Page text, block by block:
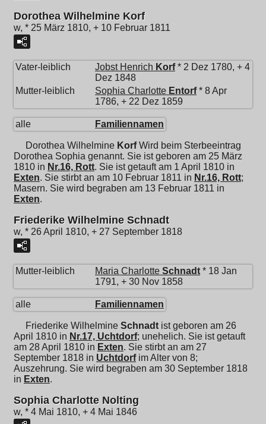
Dorothea Wilhelmine Korf
w, * 25 März 1810, + 10 Februar 1811
Vater-leiblich Jobst Henrich Korf* 2 Dez 1780, + 4
Dez 1848
Mutter-leiblich
Sophia Charlotte Entorf* 8 Apr
1786, + 22 Dez 1859
alle Familiennamen
Dorothea Wilhelmine KorfWird beim Sterbeeintrag
Dorothea Sophia genannt. Sie ist geboren am 25 März
1810 in Nr.16, Rott. Sie ist getauft am 1 April 1810 in
Exten. Sie stirbt an am 10 Februar 1811 in Nr.16, Rott;
Masern. Sie wird begraben am 13 Februar 1811 in
Exten.
Friederike Wilhelmine Schnadt
w, * 26 April 1810, + 27 September 1818
Mutter-leiblich Maria Charlotte Schnadt * 18 Jan
1791, + 30 Nov 1858
alle Familiennamen
Friederike Wilhelmine Schnadt ist geboren am 26
April 1810 in Nr.17, Uchtdorf; unehelich. Sie ist getauft
am 28 April 1810 in Exten. Sie stirbt an am 27
September 1818 in Uchtdorfim Alter von 8;
Auszehrung. Sie wird begraben am 30 September 1818
in Exten.
Sophia Charlotte Nolting
w, * 4 Mai 1810, + 4 Mai 1846